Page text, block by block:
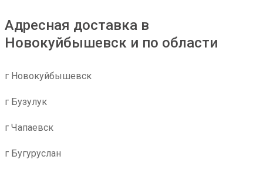
Адресная доставка в
Новокуйбышевск и по области
г Новокуйбышевск
г Бузулук
г Чапаевск
г Бугуруслан